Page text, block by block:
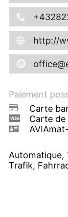
http://
Paiement
Carte
Carte
Automatique,
Trafik,